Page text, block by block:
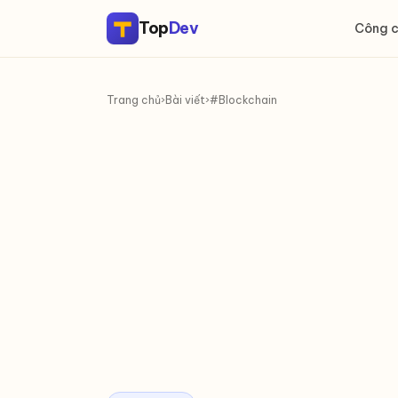
TopDev Công
Trang chủ› Bài viết›#Blockchain